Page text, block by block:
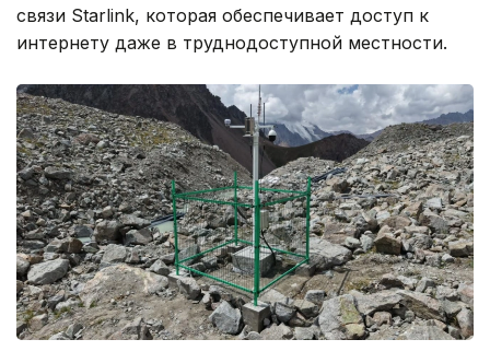
связи Starlink, которая обеспечивает доступ к
интернету даже в труднодоступной местности.